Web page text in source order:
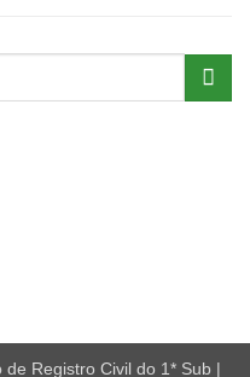
Registro Civil do 1* Sub |